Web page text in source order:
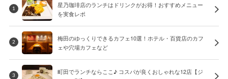
1
星乃珈琲店のランチはドリンクがお得！おすすめメニュー
を実食レポ
2
梅田のゆっくりできるカフェ10選！ホテル・百貨店のカフ
ェや穴場カフェなど
3
町田でランチならここ♪ コスパが良くおしゃれな12店【ジ